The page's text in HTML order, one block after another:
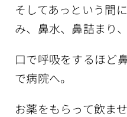
そしてあっという間
み、鼻水、鼻詰まり
口で呼吸をするほど
で病院へ。
お薬をもらって飲ま